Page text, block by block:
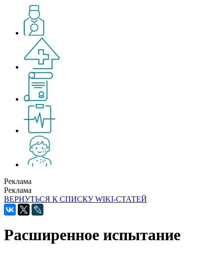
Реклама
Реклама
ВЕРНУТЬСЯ К СПИСКУ WIKI-СТАТЕЙ
Расширенное испытание